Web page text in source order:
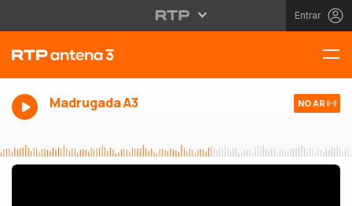
Entrar
Madrugada A3 NO AR